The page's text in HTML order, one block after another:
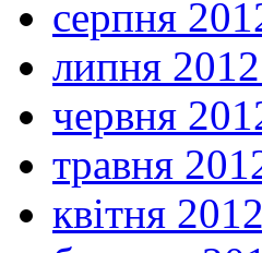
серпня
липня
червня
травня
квітня